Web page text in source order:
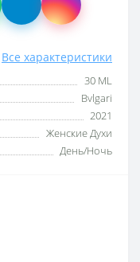
Все характеристики
30 ML
Bvlgari
2021
Женские Духи
День/Ночь